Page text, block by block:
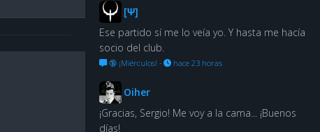
[Ψ]
Ese partido sí me lo veía yo. Y hasta me hacía
socio del club.
🔞 ¡Miérculos! · hace 23 horas
Oiher
¡Gracias, Sergio! Me voy a la cama... ¡Buenos
días!